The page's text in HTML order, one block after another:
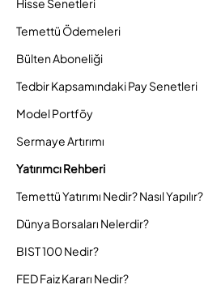
Hisse Senetleri
Temettü Ödemeleri
Bülten Aboneliği
Tedbir Kapsamındaki Pay Senetleri
Model Portföy
Sermaye Artırımı
Yatırımcı Rehberi
Temettü Yatırımı Nedir? Nasıl Yapılır?
Dünya Borsaları Nelerdir?
BIST 100 Nedir?
FED Faiz Kararı Nedir?